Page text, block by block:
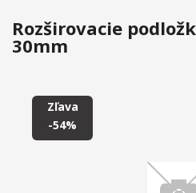
Rozširovacie
30mm
Zľava
-54%